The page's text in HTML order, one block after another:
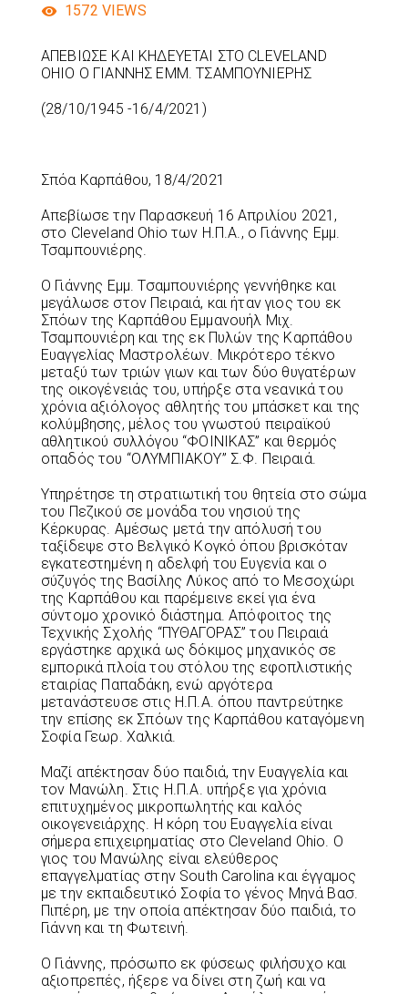
1572 VIEWS
ΑΠΕΒΙΩΣΕ ΚΑΙ ΚΗΔΕΥΕΤΑΙ ΣΤΟ CLEVELAND
OHIO Ο ΓΙΑΝΝΗΣ ΕΜΜ. ΤΣΑΜΠΟΥΝΙΕΡΗΣ
(28/10/1945 -16/4/2021)
Σπόα Καρπάθου, 18/4/2021
Απεβίωσε την Παρασκευή 16 Απριλίου 2021,
στο Cleveland Ohio των Η.Π.Α., ο Γιάννης Εμμ.
Τσαμπουνιέρης.
Ο Γιάννης Εμμ. Τσαμπουνιέρης γεννήθηκε και
μεγάλωσε στον Πειραιά, και ήταν γιος του εκ
Σπόων της Καρπάθου Εμμανουήλ Μιχ.
Τσαμπουνιέρη και της εκ Πυλών της Καρπάθου
Ευαγγελίας Μαστρολέων. Μικρότερο τέκνο
μεταξύ των τριών γιων και των δύο θυγατέρων
της οικογένειάς του, υπήρξε στα νεανικά του
χρόνια αξιόλογος αθλητής του μπάσκετ και της
κολύμβησης, μέλος του γνωστού πειραϊκού
αθλητικού συλλόγου “ΦΟΙΝΙΚΑΣ” και θερμός
οπαδός του “ΟΛΥΜΠΙΑΚΟΥ” Σ.Φ. Πειραιά.
Υπηρέτησε τη στρατιωτική του θητεία στο σώμα
του Πεζικού σε μονάδα του νησιού της
Κέρκυρας. Αμέσως μετά την απόλυσή του
ταξίδεψε στο Βελγικό Κογκό όπου βρισκόταν
εγκατεστημένη η αδελφή του Ευγενία και ο
σύζυγός της Βασίλης Λύκος από το Μεσοχώρι
της Καρπάθου και παρέμεινε εκεί για ένα
σύντομο χρονικό διάστημα. Απόφοιτος της
Τεχνικής Σχολής “ΠΥΘΑΓΟΡΑΣ” του Πειραιά
εργάστηκε αρχικά ως δόκιμος μηχανικός σε
εμπορικά πλοία του στόλου της εφοπλιστικής
εταιρίας Παπαδάκη, ενώ αργότερα
μετανάστευσε στις Η.Π.Α. όπου παντρεύτηκε
την επίσης εκ Σπόων της Καρπάθου καταγόμενη
Σοφία Γεωρ. Χαλκιά.
Μαζί απέκτησαν δύο παιδιά, την Ευαγγελία και
τον Μανώλη. Στις Η.Π.Α. υπήρξε για χρόνια
επιτυχημένος μικροπωλητής και καλός
οικογενειάρχης. Η κόρη του Ευαγγελία είναι
σήμερα επιχειρηματίας στο Cleveland Ohio. Ο
γιος του Μανώλης είναι ελεύθερος
επαγγελματίας στην South Carolina και έγγαμος
με την εκπαιδευτικό Σοφία το γένος Μηνά Βασ.
Πιπέρη, με την οποία απέκτησαν δύο παιδιά, το
Γιάννη και τη Φωτεινή.
Ο Γιάννης, πρόσωπο εκ φύσεως φιλήσυχο και
αξιοπρεπές, ήξερε να δίνει στη ζωή και να